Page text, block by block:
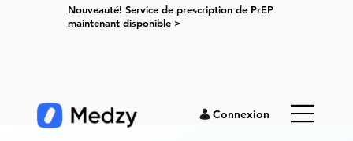
Nouveauté! Service de prescription de PrEP
maintenant disponible >
Connexion